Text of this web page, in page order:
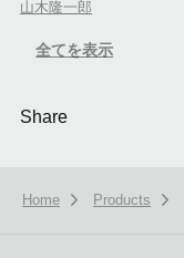
山木隆一郎
全てを表示
Share
Home Products